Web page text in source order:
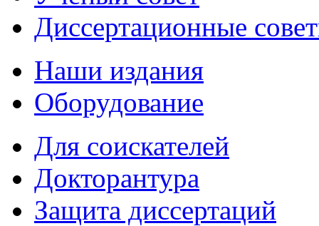
Диссертационные
Наши издания
Оборудование
Для соискателей
Докторантура
Защита диссертаций